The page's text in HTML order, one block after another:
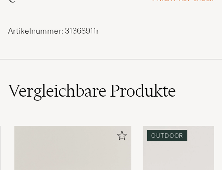
Artikelnummer: 31368911r
VergleichbareProdukte
OUTDOOR